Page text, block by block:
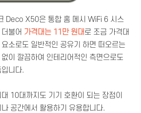
Deco X50은 통합 홈 메시 WiFi 6 시스
불어 가격대는 11만 원대로 조금 가격대
소로도 일반적인 공유기 하면 떠오르는
이 깔끔하여 인테리어적인 측면으로도
니다.
10대까지도 기기 호환이 되는 장점이
공간에서 활용하기 유용합니다.